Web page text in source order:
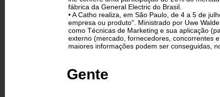
fábrica da General Electric do Brasil.
• A Catho realiza, em São Paulo, de 4 a 5 de
empresa ou produto". Ministrado por Uwe
como Técnicas de Marketing e sua aplicação
externo (mercado, fornecedores, concorrentes
maiores informações podem ser conseguidas,
Gente